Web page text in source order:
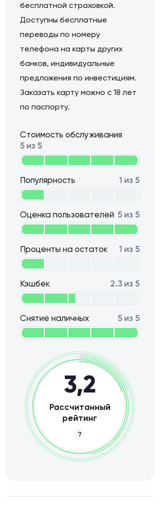
бесплатной страховкой.
Доступны бесплатные
переводы по номеру
телефона на карты других
банков, индивидуальные
предложения по инвестициям.
Заказать карту можно с 18 лет
по паспорту.
Проценты на остаток 1 из 5
Кэшбек 2.3 из 5
Снятие наличных 5 из 5
Стоимость обслуживания
5 из 5
Популярность 1 из 5
Оценка пользователей 5 из 5
3,2
Рассчитанный
рейтинг